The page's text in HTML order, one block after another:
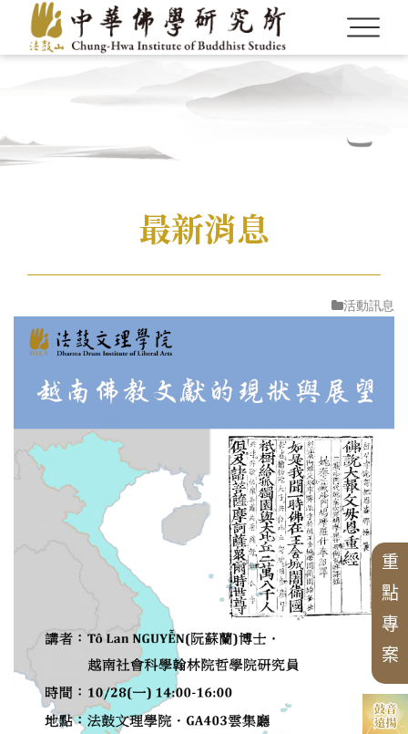
研所簡介
榮譽所長
組織架構
相關表單
最新消息
最新出版
徵稿訊息
獲獎訊息
最新專案
研究員
博士後研究
專案 CBETA與聖嚴法師
CBETA與中華佛學研究所
個人研究專案成果
歷年專案名單
出版品
學術期刊
華岡佛學學報
中華佛學學報
學術專書
漢傳佛教論叢
中華佛學研究所論叢
新亞洲佛教史翻譯
禪宗典籍系列叢書
佛教會議論文彙編
二十週年專刊
三十週年專刊
精選翻譯書
專刊特輯
國際交流 中華國際佛學會議
兩岸交流活動與研討會
漢傳佛教的跨文化交流國際研討會
論壇
漢傳佛教青年學者論壇
近現代漢傳佛教論壇
學者學術專題講座
研討會
英文碩博論獎助
英文專案獎助
畢業生論著
校友會沿革
漢藏佛教文化交流翻譯研究班
English
最新消息
活動訊息
重
點
專
案